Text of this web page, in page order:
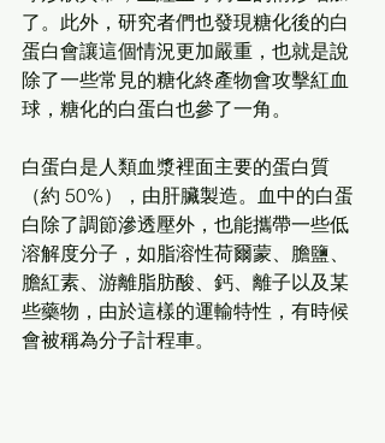
了。此外，研究者們也發現糖化後的白
蛋白會讓這個情況更加嚴重，也就是說
除了一些常見的糖化終產物會攻擊紅血
球，糖化的白蛋白也參了一角。
白蛋白是人類血漿裡面主要的蛋白質
（約 50%），由肝臟製造。血中的白蛋
白除了調節滲透壓外，也能攜帶一些低
溶解度分子，如脂溶性荷爾蒙、膽鹽、
膽紅素、游離脂肪酸、鈣、離子以及某
些藥物，由於這樣的運輸特性，有時候
會被稱為分子計程車。